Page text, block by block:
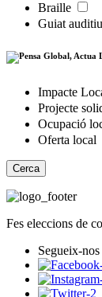
Braille
Guiat auditiu
Impacte
Projecte
Ocupació
Oferta local
Cerca
Fes eleccions de
Segueix-nos